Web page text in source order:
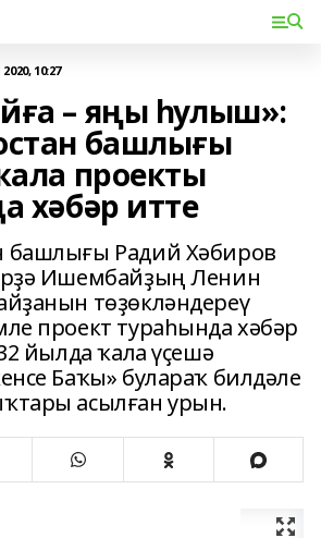
10:27
– яңы һулыш»:
башлығы
проекты
хәбәр итте
башлығы Радий Хәбиров
Ишембайҙың Ленин
төҙөкләндереү
проект тураһында хәбәр
йылда ҡала үҫешә
Баҡы» булараҡ билдәле
асылған урын.